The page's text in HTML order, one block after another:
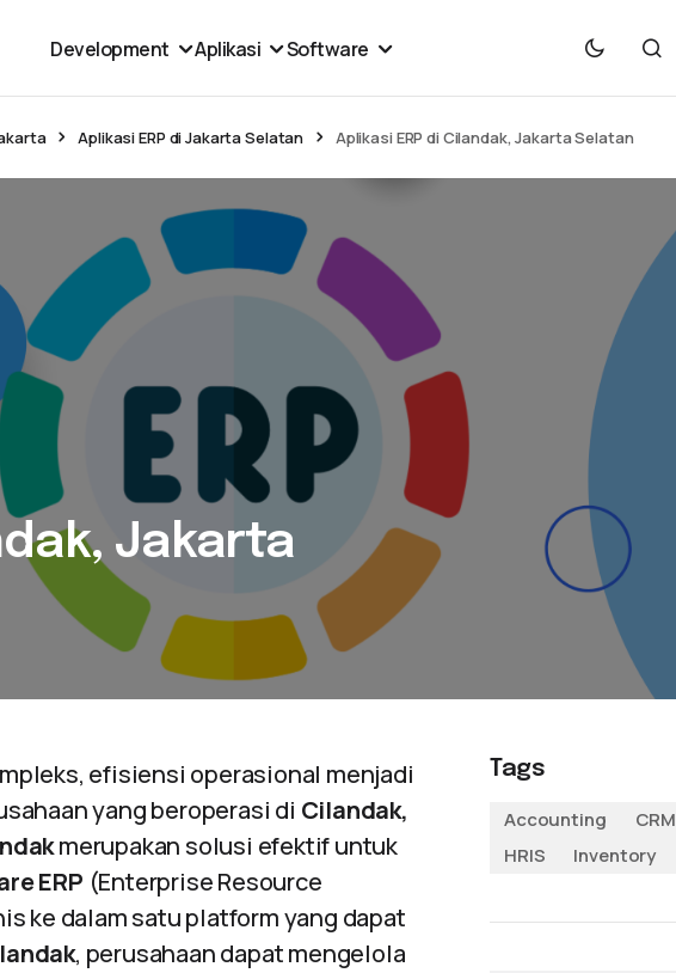
Development Aplikasi Software
Aplikasi ERP di Jakarta Selatan Aplikasi ERP di Cilandak, Jakarta Selatan
Jakarta
efisiensi operasional menjadi
yang beroperasi di Cilandak,
merupakan solusi efektif untuk
ERP (Enterprise Resource
ke dalam satu platform yang dapat
, perusahaan dapat mengelola
Tags
Accounting
CRM
HRIS
Inventory